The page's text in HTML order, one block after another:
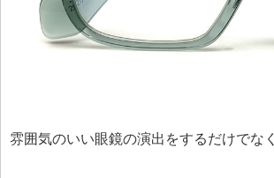
雰囲気のいい眼鏡の演出をするだけでなく